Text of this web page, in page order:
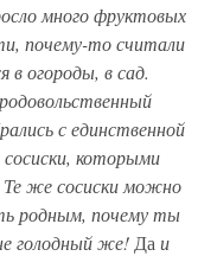
много фруктовых
почему-то считали
в огороды, в сад.
с единственной
которыми
Те же сосиски можно
родным, почему ты
голодный же! Да и